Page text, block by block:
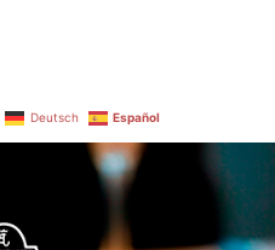
Deutsch Español